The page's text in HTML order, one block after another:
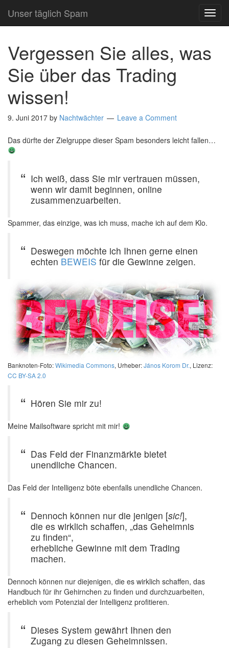
Unser täglich Spam
Vergessen Sie alles, was
Sie über das Trading
wissen!
9. Juni 2017 by Nachtwächter Leave a Comment
Das dürfte der Zielgruppe dieser Spam besonders leicht fallen…
Ich weiß, dass Sie mir vertrauen müssen,
wenn wir damit beginnen, online
zusammenzuarbeiten.
Spammer, das einzige, was ich muss, mache ich auf dem Klo.
Deswegen möchte ich Ihnen gerne einen
echten BEWEIS für die Gewinne zeigen.
Banknoten-Foto:Wikimedia Commons, Urheber:János Korom Dr., Lizenz:
CC BY-SA 2.0
Hören Sie mir zu!
Meine Mailsoftware spricht mit mir!
Das Feld der Finanzmärkte bietet
unendliche Chancen.
Das Feld der Intelligenz böte ebenfalls unendliche Chancen.
Dennoch können nur die jenigen [sic!],
die es wirklich schaffen, „das Geheimnis
zu finden“,
erhebliche Gewinne mit dem Trading
machen.
Dennoch können nur diejenigen, die es wirklich schaffen, das
Handbuch für ihr Gehirnchen zu finden und durchzuarbeiten,
erheblich vom Potenzial der Intelligenz profitieren.
Dieses System gewährt Ihnen den
Zugang zu diesen Geheimnissen.